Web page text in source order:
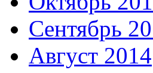
Сентябрь
Август 2014